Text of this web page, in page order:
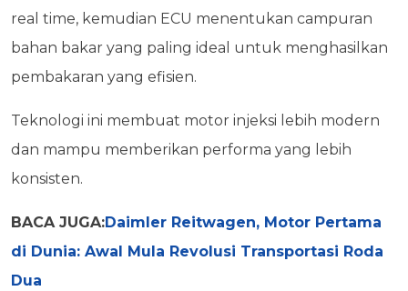
real time, kemudian ECU menentukan campuran
bahan bakar yang paling ideal untuk menghasilkan
pembakaran yang efisien.
Teknologi ini membuat motor injeksi lebih modern
dan mampu memberikan performa yang lebih
konsisten.
BACA JUGA:Daimler Reitwagen, Motor Pertama
di Dunia: Awal Mula Revolusi Transportasi Roda
Dua